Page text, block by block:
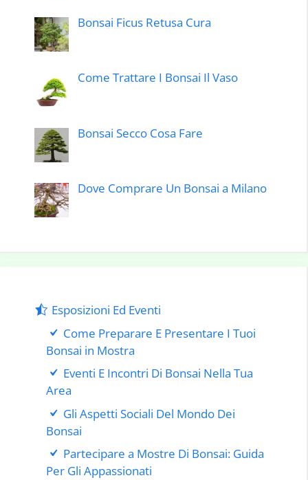
Bonsai Ficus Retusa Cura
Come Trattare I Bonsai Il Vaso
Bonsai Secco Cosa Fare
Dove Comprare Un Bonsai a Milano
Esposizioni Ed Eventi
Come Preparare E Presentare I Tuoi
Bonsai in Mostra
Eventi E Incontri Di Bonsai Nella Tua
Area
Gli Aspetti Sociali Del Mondo Dei
Bonsai
Partecipare a Mostre Di Bonsai: Guida
Per Gli Appassionati